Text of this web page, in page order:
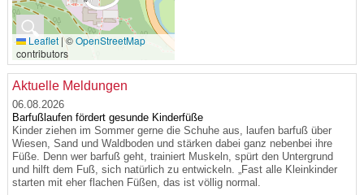
🔍
Leaflet |©OpenStreetMap
contributors
Aktuelle Meldungen
06.08.2026
Barfußlaufen fördert gesunde Kinderfüße
Kinder ziehen im Sommer gerne die Schuhe aus, laufen barfuß über
Wiesen, Sand und Waldboden und stärken dabei ganz nebenbei ihre
Füße. Denn wer barfuß geht, trainiert Muskeln, spürt den Untergrund
und hilft dem Fuß, sich natürlich zu entwickeln. „Fast alle Kleinkinder
starten mit eher flachen Füßen, das ist völlig normal.